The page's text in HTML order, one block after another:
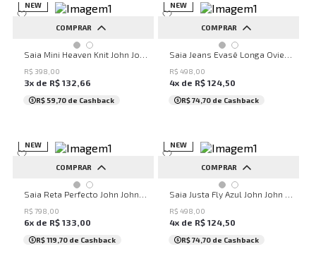
NEW
COMPRAR
PP P M G
R$ 398 00
3x de R$ 132,66
R$ 59,70 de Cashback
NEW
COMPRAR
32 34 36 38
40
42
...
R$ 498 00
4x de R$ 124,50
R$ 74,70 de Cashback
NEW
COMPRAR
34 36 38 40
42
44
R$ 798 00
6x de R$ 133,00
R$ 119,70 de Cashback
NEW
COMPRAR
PP P M G GG
R$ 498 00
4x de R$ 124,50
R$ 74,70 de Cashback